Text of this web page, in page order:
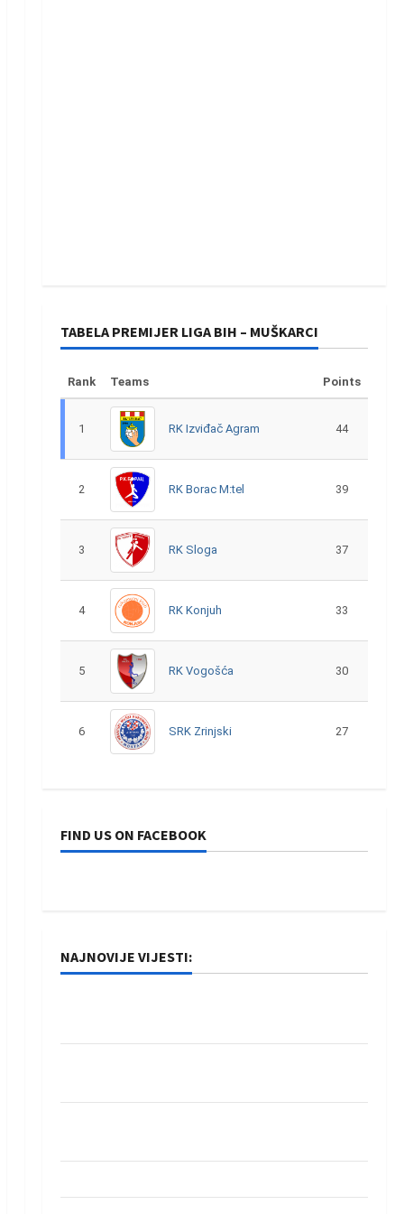
TABELA PREMIJER LIGA BIH – MUŠKARCI
Rank Teams Points
1 RK Izviđač Agram 44
2 RK Borac M:tel 39
3 RK Sloga 37
4 RK Konjuh 33
5 RK Vogošća 30
6 SRK Zrinjski 27
FIND US ON FACEBOOK
NAJNOVIJE VIJESTI: